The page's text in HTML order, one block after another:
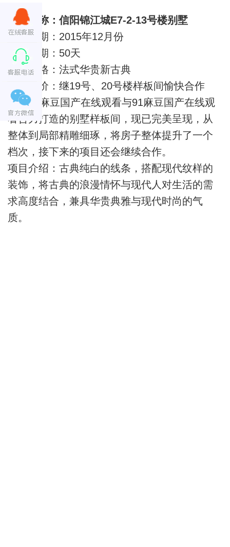
项目名称：信阳锦江城E7-2-13号楼别墅
项目日期：2015年12月份
生产周期：50天
项目风格：法式华贵新古典
客户评价：继19号、20号楼样板间愉快合作
后，91麻豆国产在线观看与91麻豆国产在线观
看合力打造的别墅样板间，现已完美呈现，从
整体到局部精雕细琢，将房子整体提升了一个
档次，接下来的项目还会继续合作。
项目介绍：古典纯白的线条，搭配现代纹样的
装饰，将古典的浪漫情怀与现代人对生活的需
求高度结合，兼具华贵典雅与现代时尚的气
质。